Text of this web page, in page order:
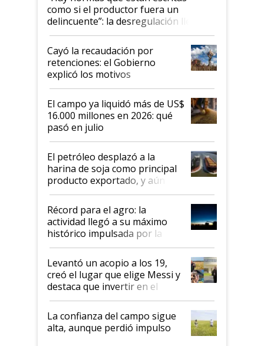
como si el productor fuera un
delincuente”: la desregulación llegó
al Congreso Aapresid y hasta se
habló del financiamiento al IPCVA
Cayó la recaudación por
retenciones: el Gobierno
explicó los motivos
El campo ya liquidó más de US$
16.000 millones en 2026: qué
pasó en julio
El petróleo desplazó a la
harina de soja como principal
producto exportado, y aún así
el agro aportó casi seis de cada
diez dólares y sostuvo el
liderazgo en un semestre
récord
Récord para el agro: la
actividad llegó a su máximo
histórico impulsada por la
cosecha y las exportaciones
Levantó un acopio a los 19,
creó el lugar que elige Messi y
destaca que invertir en el
kirchnerismo era como "darle
plata a un hijo para droga":
Juan Félix Rossetti, el libertario
que de una dura crisis salió
La confianza del campo sigue
alta, aunque perdió impulso